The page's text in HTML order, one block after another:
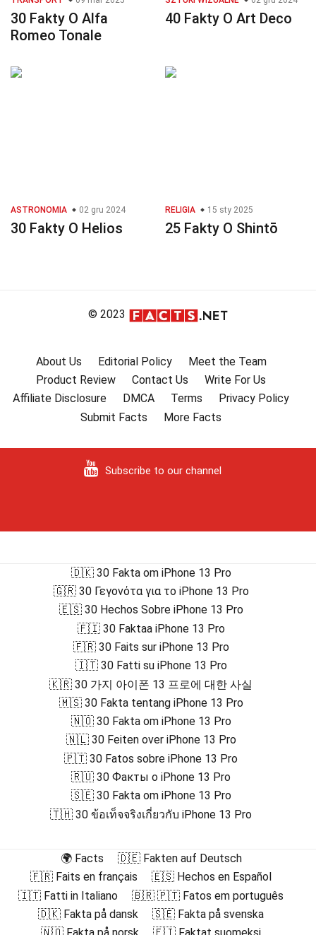
30 Fakty O Alfa
Romeo Tonale
40 Fakty O Art Deco
ASTRONOMIA 02 gru 2024
30 Fakty O Helios
RELIGIA 15 sty 2025
25 Fakty O Shintō
© 2023
About Us Editorial Policy
Meet the Team
Product Review
Contact Us
Write For Us
Affiliate Disclosure
DMCA Terms
Privacy Policy
Submit Facts
More Facts
Subscribe to our channel
🇩🇰 30 Fakta om iPhone 13 Pro
🇬🇷 30 Γεγονότα για το iPhone 13 Pro
🇪🇸 30 Hechos Sobre iPhone 13 Pro
🇫🇮 30 Faktaa iPhone 13 Pro
🇫🇷 30 Faits sur iPhone 13 Pro
🇮🇹 30 Fatti su iPhone 13 Pro
🇰🇷 30 가지 아이폰 13 프로에 대한 사실
🇲🇸 30 Fakta tentang iPhone 13 Pro
🇳🇴 30 Fakta om iPhone 13 Pro
🇳🇱 30 Feiten over iPhone 13 Pro
🇵🇹 30 Fatos sobre iPhone 13 Pro
🇷🇺 30 Факты о iPhone 13 Pro
🇸🇪 30 Fakta om iPhone 13 Pro
🇹🇭 30 ข้อเท็จจริงเกี่ยวกับ iPhone 13 Pro
🌍 Facts
🇩🇪 Fakten auf Deutsch
🇫🇷 Faits en français
🇪🇸 Hechos en Español
🇮🇹 Fatti in Italiano
🇧🇷 🇵🇹 Fatos em português
🇩🇰 Fakta på dansk
🇸🇪 Fakta på svenska